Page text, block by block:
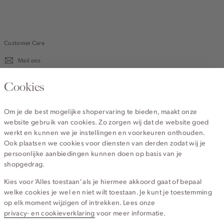
Customer Care
Mail ons
020 - 3412 670
Service
Wij zijn Cotton Club
Topcategorieën voor jou
Cookies
Om je de best mogelijke shopervaring te bieden, maakt onze
website gebruik van cookies. Zo zorgen wij dat de website goed
werkt en kunnen we je instellingen en voorkeuren onthouden.
Ook plaatsen we cookies voor diensten van derden zodat wij je
persoonlijke aanbiedingen kunnen doen op basis van je
shopgedrag.
Kies voor 'Alles toestaan' als je hiermee akkoord gaat of bepaal
welke cookies je wel en niet wilt toestaan. Je kunt je toestemming
op elk moment wijzigen of intrekken. Lees onze
privacy- en cookieverklaring voor meer informatie.